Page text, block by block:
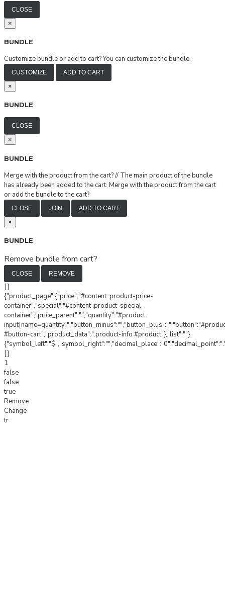
CLOSE
×
BUNDLE
Customize bundle or add to cart?You can customize the bundle.
CUSTOMIZE ADD TO CART
×
BUNDLE
CLOSE
×
BUNDLE
Merge with the product from the cart?// The main product of the bundle
has already been added to the cart. Merge with the product from the cart
or add the bundle to the cart?
CLOSE JOIN ADD TO CART
×
BUNDLE
Remove bundle from cart?
CLOSE REMOVE
[]
{"product_page":{"price":"#content .product-price-
container","special":"#content .product-special-
container","price_parent":"","quantity":"#product
#button-cart","product_data":".product-info #product"},"list":""}
[]
1
false
false
true
Remove
Change
tr